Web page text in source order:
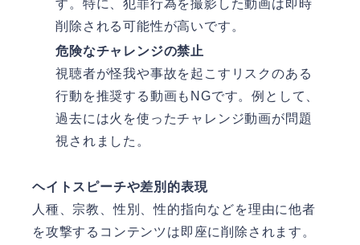
す。特に、犯罪行為を撮影した動画は即時
削除される可能性が高いです。
危険なチャレンジの禁止
視聴者が怪我や事故を起こすリスクのある
行動を推奨する動画もNGです。例として、
過去には火を使ったチャレンジ動画が問題
視されました。
ヘイトスピーチや差別的表現
人種、宗教、性別、性的指向などを理由に他者
を攻撃するコンテンツは即座に削除されます。